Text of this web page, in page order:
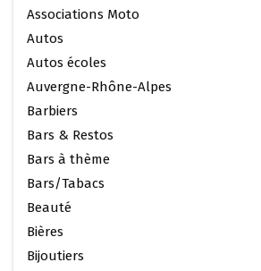
Associations Moto
Autos
Autos écoles
Auvergne-Rhône-Alpes
Barbiers
Bars & Restos
Bars à thème
Bars/Tabacs
Beauté
Bières
Bijoutiers